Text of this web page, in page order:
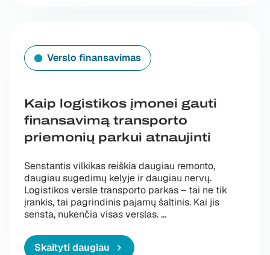
Verslo finansavimas
Kaip logistikos įmonei gauti
finansavimą transporto
priemonių parkui atnaujinti
Senstantis vilkikas reiškia daugiau remonto,
daugiau sugedimų kelyje ir daugiau nervų.
Logistikos versle transporto parkas – tai ne tik
įrankis, tai pagrindinis pajamų šaltinis. Kai jis
sensta, nukenčia visas verslas. …
Skaityti daugiau